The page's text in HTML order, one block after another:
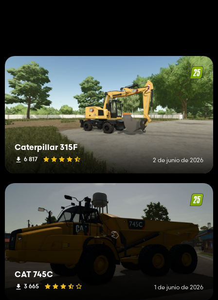
Caterpillar 315F
6 817 2 de junio de 2026
CAT 745C
3 665 1 de junio de 2026